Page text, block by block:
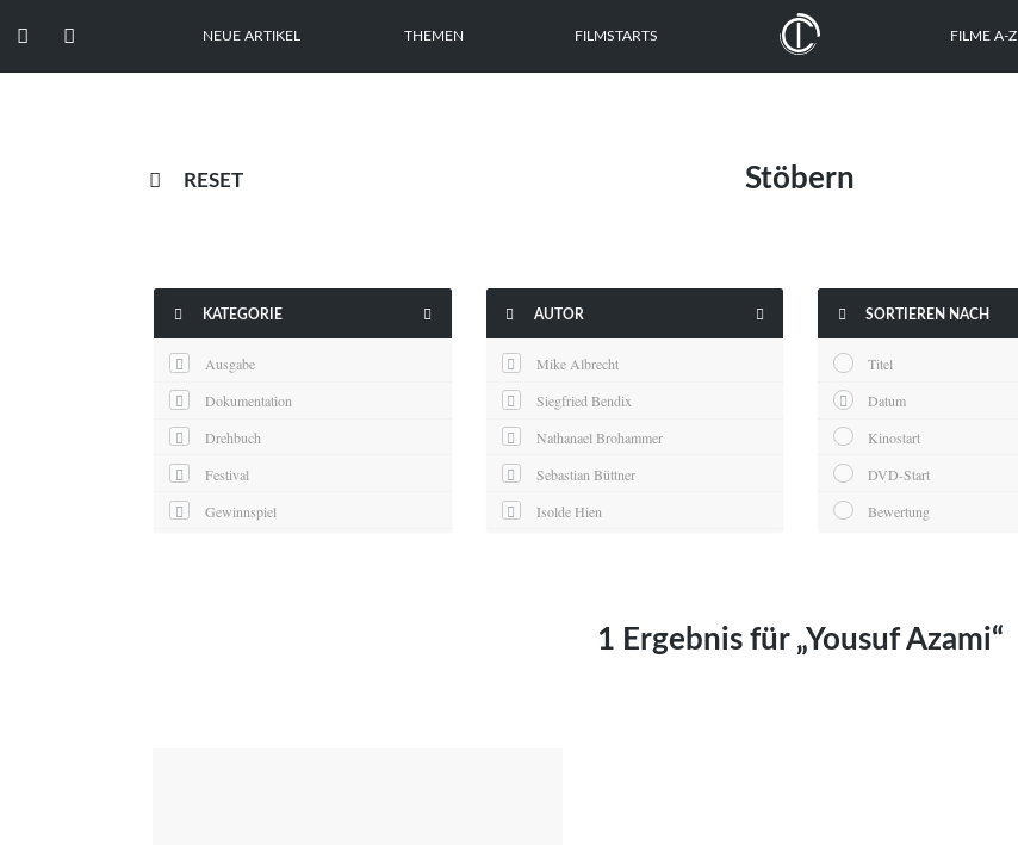
  NEUE ARTIKEL THEMEN FILMSTARTS FILME A-Z
 RESET Stöbern
 KATEGORIE 
Ausgabe
Dokumentation
Drehbuch
Festival
Gewinnspiel
 AUTOR 
Mike Albrecht
Siegfried Bendix
Nathanael Brohammer
Sebastian Büttner
Isolde Hien
 SORTIEREN NACH
Titel
Datum
Kinostart
DVD-Start
Bewertung
1 Ergebnis für „Yousuf Azami“